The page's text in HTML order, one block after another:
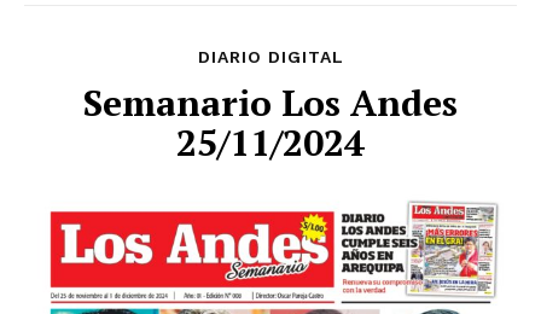
DIARIO DIGITAL
Semanario Los Andes
25/11/2024